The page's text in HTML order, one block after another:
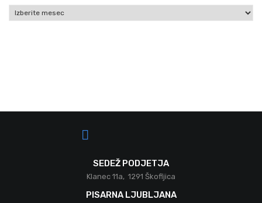
Arhiv
prispevkov
SEDEŽ PODJETJA
Klanec 11a, 1291 Škofljica
PISARNA LJUBLJANA